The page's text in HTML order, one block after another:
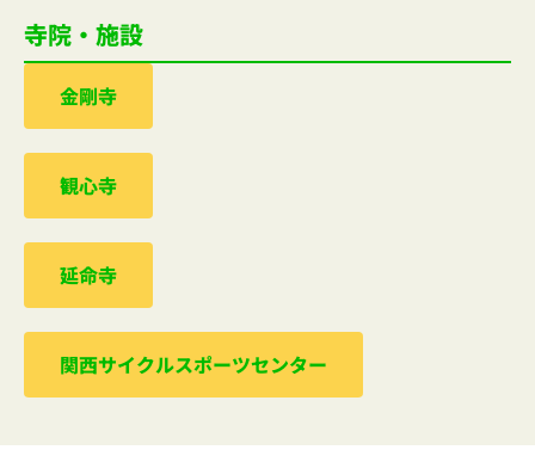
寺院・施設
金剛寺
観心寺
延命寺
関西サイクルスポーツセンター